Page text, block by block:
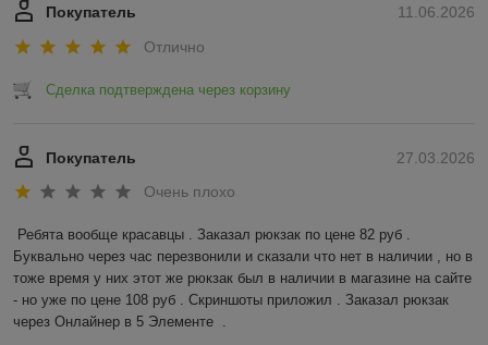
11.06.2026
Покупатель
Отлично
Сделка подтверждена через корзину
27.03.2026
Покупатель
Очень плохо
Ребята вообще красавцы . Заказал рюкзак по цене 82 руб .
Буквально через час перезвонили и сказали что нет в наличии , но в
тоже время у них этот же рюкзак был в наличии в магазине на сайте
- но уже по цене 108 руб . Скриншоты приложил . Заказал рюкзак
через Онлайнер в 5 Элементе  .